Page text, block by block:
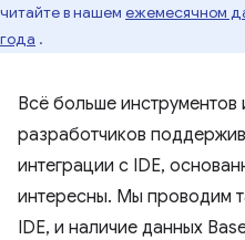
читайте в нашем ежемесячном
года .
Всё больше инструментов
разработчиков
интеграции с IDE,
интересны. Мы проводим
IDE, и наличие данных